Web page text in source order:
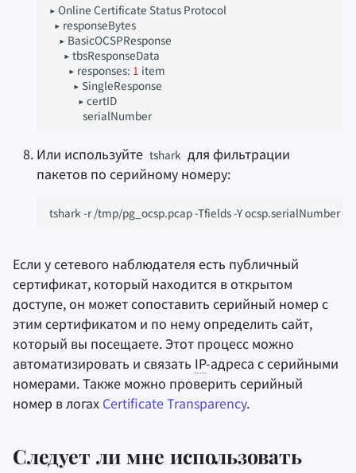
▸ Online Certificate Status
▸
▸
▸
▸ responses: 1
▸
▸
Или используйте tshark для фильтрации
пакетов по серийному номеру:
tshark -r /tmp/pg_ocsp.pcap-Tfields-Yocsp.serialNumber-e
Если у сетевого наблюдателя есть публичный
сертификат, который находится в открытом
доступе, он может сопоставить серийный номер с
этим сертификатом и по нему определить сайт,
который вы посещаете. Этот процесс можно
автоматизировать и связать IP-адреса с серийными
номерами. Также можно проверить серийный
номер в логах Certificate Transparency.
Следует ли мне использовать